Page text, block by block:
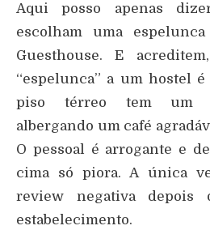
Aqui posso apenas
escolham uma espelunca
Guesthouse. E
“espelunca” a um hostel
piso térreo tem um
albergando um café
O pessoal é arrogante e
cima só piora. A única
review negativa depois
estabelecimento.